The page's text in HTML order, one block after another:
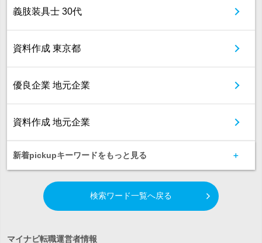
義肢装具士 30代
資料作成 東京都
優良企業 地元企業
資料作成 地元企業
新着pickupキーワードをもっと見る
検索ワード一覧へ戻る
マイナビ転職運営者情報